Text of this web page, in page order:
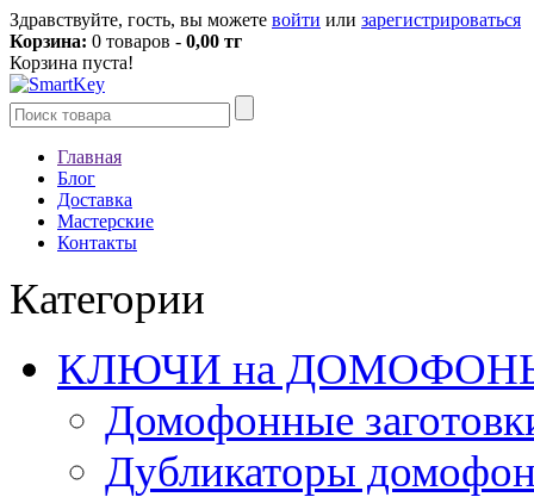
Здравствуйте, гость, вы можете войти или зарегистрироваться
Корзина: 0 товаров - 0,00 тг
Корзина пуста!
Главная
Блог
Доставка
Мастерские
Контакты
Категории
КЛЮЧИ на
Домофонные
Дубликаторы